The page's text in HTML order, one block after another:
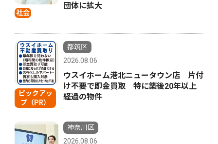
社会
団体に拡大
ピックアッ
プ（PR）
都筑区
2026.08.06
ウスイホーム港北ニュータウン店 片付
け不要で即金買取 特に築後20年以上
経過の物件
神奈川区
2026.08.06